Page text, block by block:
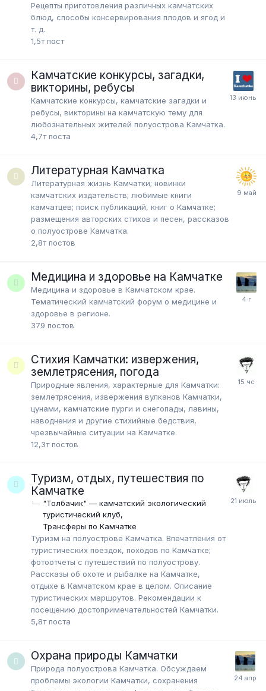
Рецепты приготовления различных камчатских
блюд, способы консервирования плодов и ягод и
т. д.
1,5т пост
Камчатские конкурсы, загадки,
викторины, ребусы
Камчатские конкурсы, камчатские загадки и
ребусы, викторины на камчатскую тему для
любознательных жителей полуострова Камчатка.
4,7т поста
Литературная Камчатка
Литературная жизнь Камчатки; новинки
камчатских издательств; любимые книги
камчатцев; поиск публикаций, книг о Камчатке;
размещения авторских стихов и песен, рассказов
о полуострове Камчатка.
2,8т постов
Медицина и здоровье на Камчатке
Медицина и здоровье в Камчатском крае.
Тематический камчатский форум о медицине и
здоровье в регионе.
379 постов
Стихия Камчатки: извержения,
землетрясения, погода
Природные явления, характерные для Камчатки:
землетрясения, извержения вулканов Камчатки,
цунами, камчатские пурги и снегопады, лавины,
наводнения и другие стихийные бедствия,
чрезвычайные ситуации на Камчатке.
12,3т постов
Туризм, отдых, путешествия по
Камчатке
"Толбачик" — камчатский экологический
туристический клуб
Трансферы по Камчатке
Туризм на полуострове Камчатка. Впечатления от
туристических поездок, походов по Камчатке;
фотоотчеты с путешествий по полуострову.
Рассказы об охоте и рыбалке на Камчатке,
отдыхе в Камчатском крае в целом. Описание
туристических маршрутов. Рекомендации к
посещению достопримечательностей Камчатки.
5,8т поста
Охрана природы Камчатки
Природа полуострова Камчатка. Обсуждаем
проблемы экологии Камчатки, сохранения